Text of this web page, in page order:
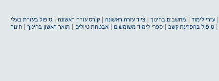
עזרי לימוד מחשבים בחינוך |ציוד עזרה ראשונה |קורס עזרה ראשונה |טיפול בעזרת בעלי
|טיפול בהפרעת קשב |ספרי לימוד משומשים |אבטחת טיולים תואר ראשון בחינוך |חינוך